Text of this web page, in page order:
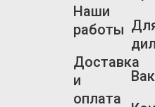
Наши
работы
Доставка
и
оплата